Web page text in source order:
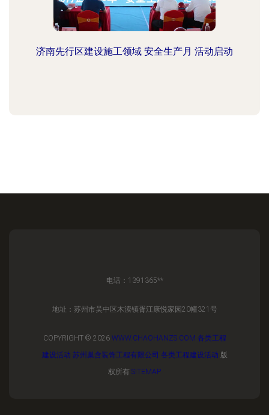
济南先行区建设施工领域 安全生产月 活动启动
电话：1391365**
地址：苏州市吴中区木渎镇胥江康悦家园20幢321号
COPYRIGHT © 2026 WWW.CHAOHANZS.COM 各类工程
建设活动 苏州巢含装饰工程有限公司 各类工程建设活动 版
权所有 SITEMAP